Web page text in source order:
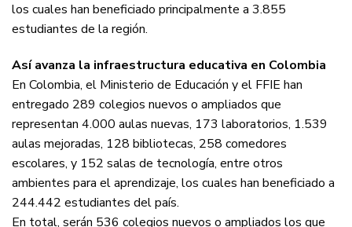
los cuales han beneficiado principalmente a 3.855
estudiantes de la región.
Así avanza la infraestructura educativa en Colombia
En Colombia, el Ministerio de Educación y el FFIE han
entregado 289 colegios nuevos o ampliados que
representan 4.000 aulas nuevas, 173 laboratorios, 1.539
aulas mejoradas, 128 bibliotecas, 258 comedores
escolares, y 152 salas de tecnología, entre otros
ambientes para el aprendizaje, los cuales han beneficiado a
244.442 estudiantes del país.
En total, serán 536 colegios nuevos o ampliados los que